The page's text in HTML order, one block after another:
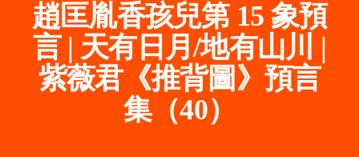
《推
背
圖》
預
言-
世
主
樂
章-
人
人
都
趙匡胤香孩兒第 15 象預
言 | 天有日月/地有山川 |
紫薇君《推背圖》預言
集（40）